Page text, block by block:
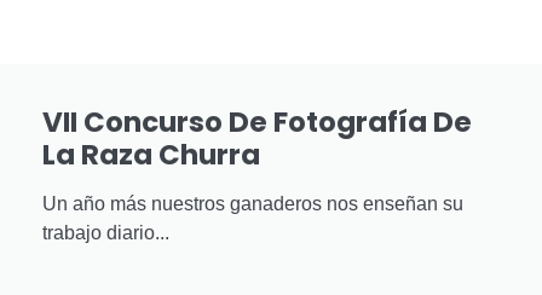
VII Concurso De Fotografía De
La Raza Churra
Un año más nuestros ganaderos nos enseñan su
trabajo diario...